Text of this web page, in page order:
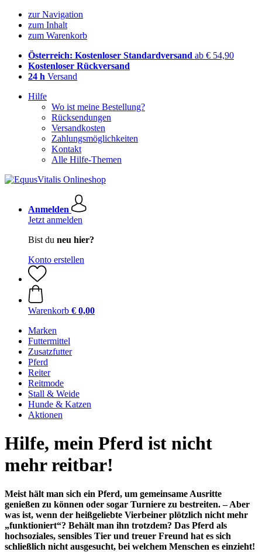
zur Navigation
zum Inhalt
zum Warenkorb
Österreich: Kostenloser Standardversand ab € 54,90
Kostenloser Rückversand
24 h Versand
Hilfe
Wo ist meine Bestellung?
Rücksendungen
Versandkosten
Zahlungsmöglichkeiten
Kontakt
Alle Hilfe-Themen
Anmelden
Jetzt anmelden
Bist du neu hier?
Konto erstellen
Warenkorb € 0,00
Marken
Futtermittel
Zusatzfutter
Pferd
Reiter
Reitmode
Stall & Weide
Hunde & Katzen
Aktionen
Hilfe, mein Pferd ist nicht
mehr reitbar!
Meist hält man sich ein Pferd, um gemeinsame Ausritte
genießen zu können oder sogar Turniere zu bestreiten. – Aber
was ist, wenn der heißgeliebte Vierbeiner plötzlich nicht mehr
„funktioniert“? Behält man ihn trotzdem? Das Pferd als
hochsoziales, sensibles Tier und treuer Freund hat es sich
schließlich nicht ausgesucht, bei welchem Menschen es einzieht!